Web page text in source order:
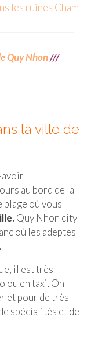
les ruines Cham
Quy Nhon///
la ville de
avoir
au bord de la
plage où vous
Quy Nhon city
où les adeptes
il est très
ou en taxi. On
et pour de très
spécialités et de